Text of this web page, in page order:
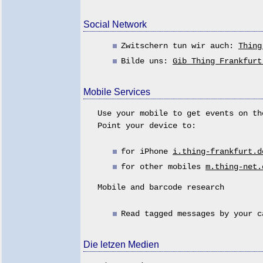
Social Network
Zwitschern tun wir auch:
Bilde uns: Gib Thing
Mobile Services
Use your mobile to get events on
Point your device to:
for iPhone i.thing-
for other mobiles m.thing-
Mobile and barcode research
Read tagged messages by your
Die letzen Medien